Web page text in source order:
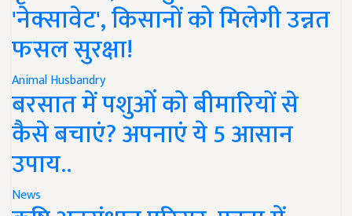
'नेक्सावेट', किसानों को मिलेगी उन्नत
फसल सुरक्षा!
Animal Husbandry
बरसात में पशुओं को बीमारियों से
कैसे बचाएं? अपनाएं ये 5 आसान
उपाय..
News